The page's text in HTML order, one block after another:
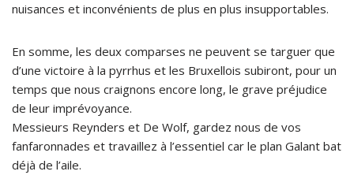
nuisances et inconvénients de plus en plus insupportables.
En somme, les deux comparses ne peuvent se targuer que
d’une victoire à la pyrrhus et les Bruxellois subiront, pour un
temps que nous craignons encore long, le grave préjudice
de leur imprévoyance.
Messieurs Reynders et De Wolf, gardez nous de vos
fanfaronnades et travaillez à l’essentiel car le plan Galant bat
déjà de l’aile.